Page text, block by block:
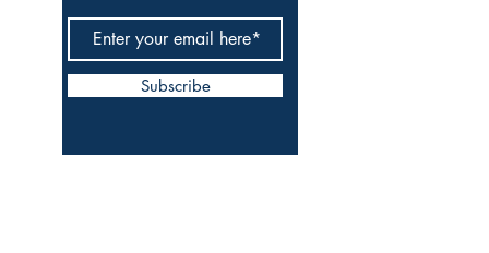
Subscribe